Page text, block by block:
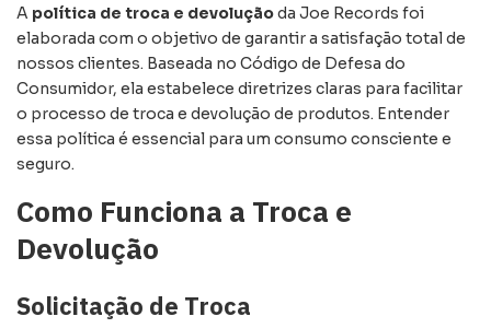
A política de troca e devoluçãoda Joe Records foi
elaborada com o objetivo de garantir a satisfação total de
nossos clientes. Baseada no Código de Defesa do
Consumidor, ela estabelece diretrizes claras para facilitar
o processo de troca e devolução de produtos. Entender
essa política é essencial para um consumo consciente e
seguro.
Como Funciona a Troca e
Devolução
Solicitação de Troca